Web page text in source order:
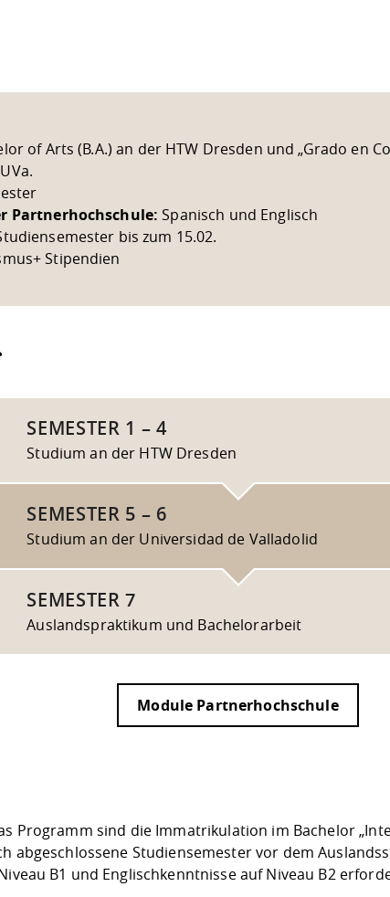
of Arts (B.A.) an der HTW Dresden und „Grado en
Partnerhochschule:Spanisch und Englisch
bis zum 15.02.
Stipendien
SEMESTER 1 – 4
Studium an der HTW Dresden
SEMESTER 5 – 6
Studium an der Universidad de Valladolid
SEMESTER 7
Auslandspraktikum und Bachelorarbeit
Module Partnerhochschule
Programm sind die Immatrikulation im Bachelor
abgeschlossene Studiensemester vor dem
B1 und Englischkenntnisse auf Niveau B2